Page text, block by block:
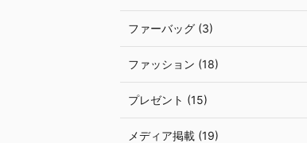
ファーバッグ (3)
ファッション (18)
プレゼント (15)
メディア掲載 (19)